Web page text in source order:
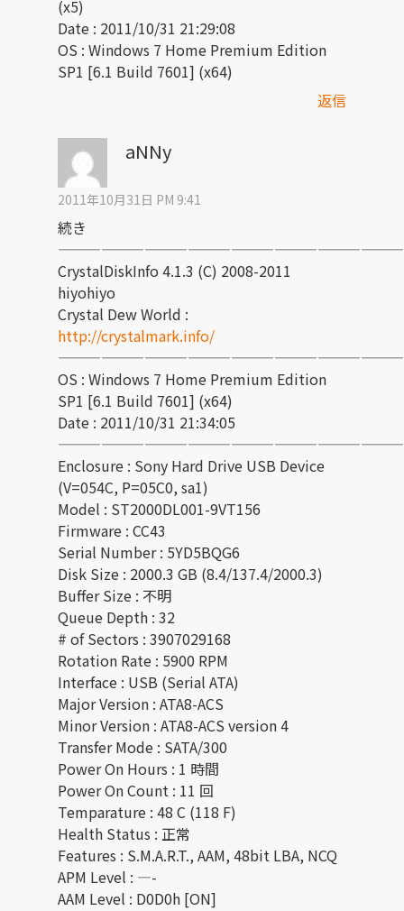
(x5)
Date : 2011/10/31 21:29:08
OS : Windows 7 Home Premium Edition
SP1 [6.1 Build 7601] (x64)
返信
aNNy
2011年10月31日 PM 9:41
続き
CrystalDiskInfo 4.1.3 (C) 2008-2011
hiyohiyo
Crystal Dew World :
http://crystalmark.info/
OS : Windows 7 Home Premium Edition
SP1 [6.1 Build 7601] (x64)
Date : 2011/10/31 21:34:05
Enclosure : Sony Hard Drive USB Device
(V=054C, P=05C0, sa1)
Model : ST2000DL001-9VT156
Firmware : CC43
Serial Number : 5YD5BQG6
Disk Size : 2000.3 GB (8.4/137.4/2000.3)
Buffer Size : 不明
Queue Depth : 32
# of Sectors : 3907029168
Rotation Rate : 5900 RPM
Interface : USB (Serial ATA)
Major Version : ATA8-ACS
Minor Version : ATA8-ACS version 4
Transfer Mode : SATA/300
Power On Hours : 1 時間
Power On Count : 11 回
Temparature : 48 C (118 F)
Health Status : 正常
Features : S.M.A.R.T., AAM, 48bit LBA, NCQ
APM Level : —-
AAM Level : D0D0h [ON]